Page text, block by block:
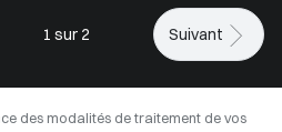
1 sur 2 Suivant
des modalités de traitement de vos